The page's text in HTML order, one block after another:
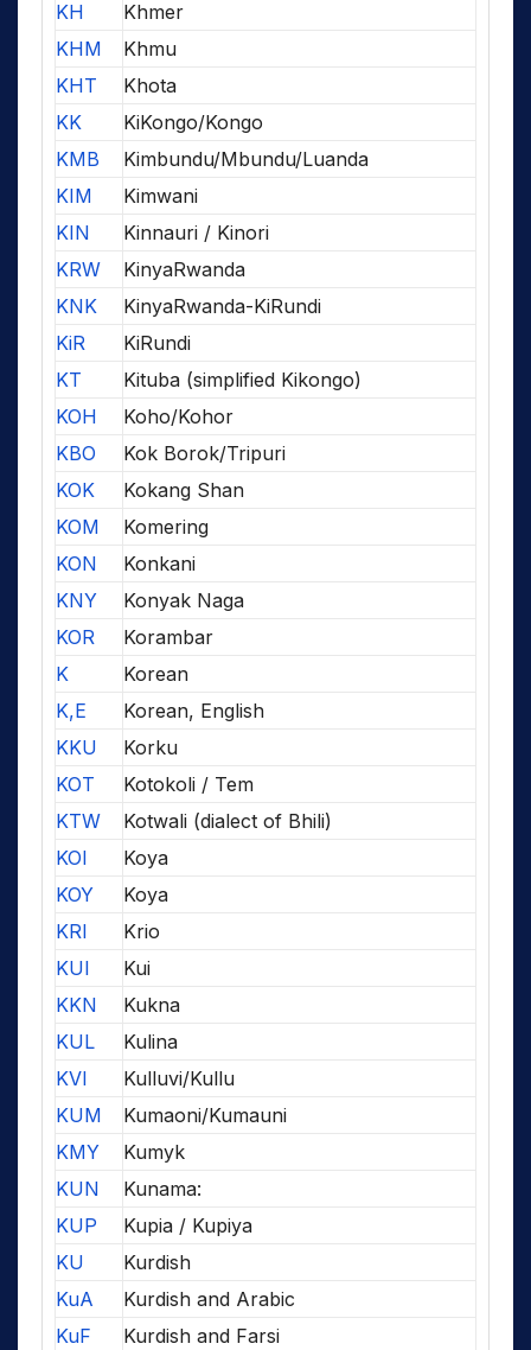
KH
Khmer
KHM
Khmu
KHT
Khota
KK
KiKongo/Kongo
KMB
Kimbundu/Mbundu/Luanda
KIM
Kimwani
KIN
Kinnauri / Kinori
KRW
KinyaRwanda
KNK
KinyaRwanda-KiRundi
KiR
KiRundi
KT
Kituba (simplified Kikongo)
KOH
Koho/Kohor
KBO
Kok Borok/Tripuri
KOK
Kokang Shan
KOM
Komering
KON
Konkani
KNY
Konyak Naga
KOR
Korambar
K
Korean
K,E
Korean, English
KKU
Korku
KOT
Kotokoli / Tem
KTW
Kotwali (dialect of Bhili)
KOI
Koya
KOY
Koya
KRI
Krio
KUI
Kui
KKN
Kukna
KUL
Kulina
KVI
Kulluvi/Kullu
KUM
Kumaoni/Kumauni
KMY
Kumyk
KUN
Kunama:
KUP
Kupia / Kupiya
KU
Kurdish
KuA
Kurdish and Arabic
KuF
Kurdish and Farsi